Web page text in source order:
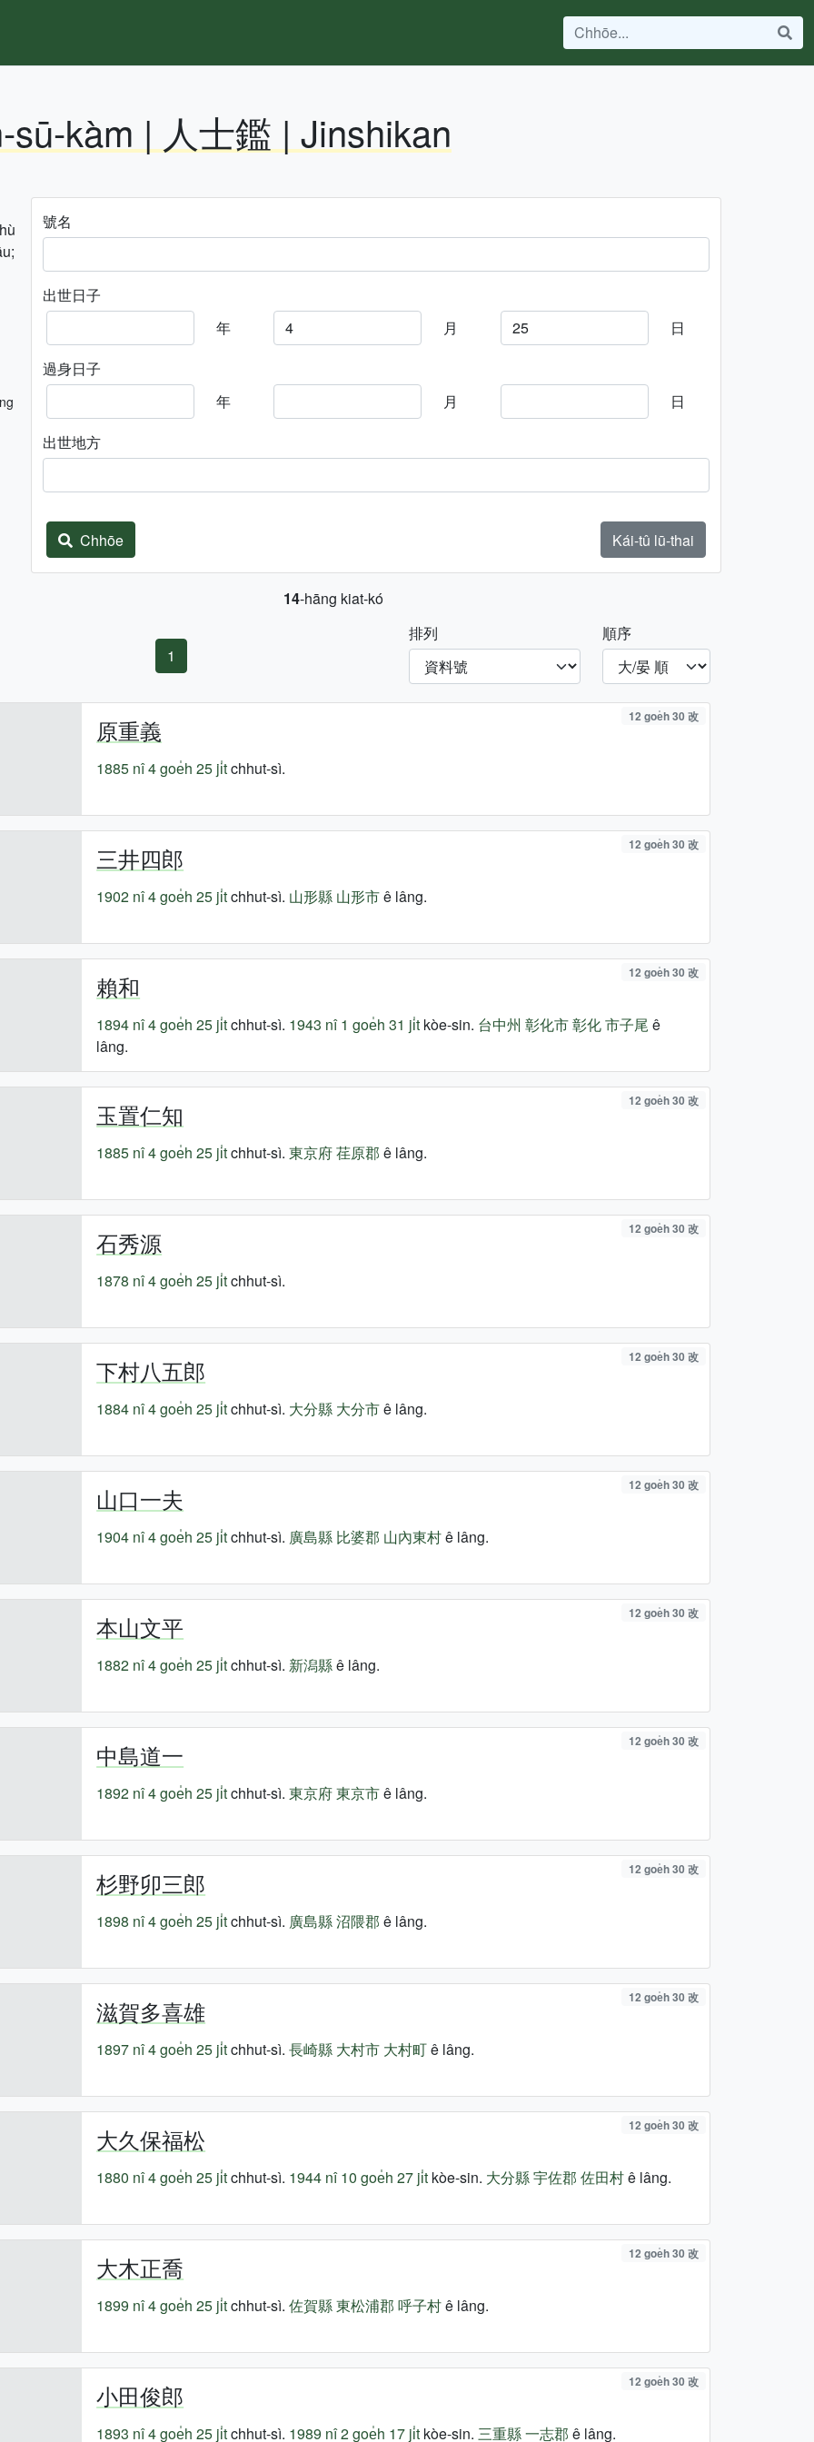
sū-kàm | 人士鑑 | Jinshikan
號名
出世日子
年
月
日
過身日子
年
月
日
出世地方
Chhōe Kái-tû lū-thai
14-hāng kiat-kó
1
排列 順序
原重義 12 goe̍h 30 改
1885 nî4 goe̍h 25 ji̍tchhut-sì.
三井四郎 12 goe̍h 30 改
1902 nî4 goe̍h 25 ji̍tchhut-sì. 山形縣 山形市ê lâng.
賴和 12 goe̍h 30 改
1894 nî4 goe̍h 25 ji̍tchhut-sì. 1943 nî 1 goe̍h 31 ji̍t kòe-sin. 台中州 彰化市彰化市子尾 ê
lâng.
玉置仁知 12 goe̍h 30 改
1885 nî4 goe̍h 25 ji̍tchhut-sì.東京府荏原郡 ê lâng.
石秀源 12 goe̍h 30 改
1878 nî4 goe̍h 25 ji̍tchhut-sì.
下村八五郎 12 goe̍h 30 改
1884 nî4 goe̍h 25 ji̍tchhut-sì. 大分縣 大分市ê lâng.
山口一夫 12 goe̍h 30 改
1904 nî4 goe̍h 25 ji̍tchhut-sì. 廣島縣 比婆郡 山內東村ê lâng.
本山文平 12 goe̍h 30 改
1882 nî4 goe̍h 25 ji̍tchhut-sì. 新潟縣ê lâng.
中島道一 12 goe̍h 30 改
1892 nî4 goe̍h 25 ji̍tchhut-sì.東京府東京市ê lâng.
杉野卯三郎 12 goe̍h 30 改
1898 nî4 goe̍h 25 ji̍tchhut-sì. 廣島縣沼隈郡 ê lâng.
滋賀多喜雄 12 goe̍h 30 改
1897 nî4 goe̍h 25 ji̍tchhut-sì.長崎縣 大村市 大村町ê lâng.
大久保福松 12 goe̍h 30 改
1880 nî4 goe̍h 25 ji̍tchhut-sì. 1944 nî 10 goe̍h 27 ji̍t kòe-sin. 大分縣宇佐郡 佐田村ê lâng.
大木正喬 12 goe̍h 30 改
1899 nî4 goe̍h 25 ji̍tchhut-sì.佐賀縣東松浦郡 呼子村ê lâng.
小田俊郎 12 goe̍h 30 改
1893 nî4 goe̍h 25 ji̍tchhut-sì. 1989 nî2 goe̍h 17 ji̍t kòe-sin.三重縣一志郡 ê lâng.